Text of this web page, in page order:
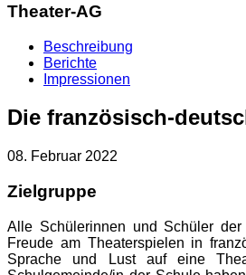
Theater-AG
Beschreibung
Berichte
Impressionen
Die französisch-
08. Februar 2022
Zielgruppe
Alle Schülerinnen und Schüler
Freude am Theaterspielen in
Sprache und Lust auf eine